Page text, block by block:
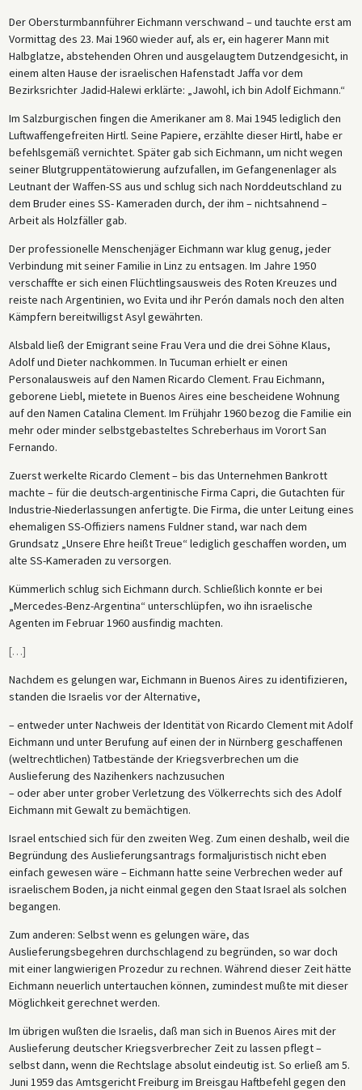
Der Obersturmbannführer Eichmann verschwand – und tauchte erst am
Vormittag des 23. Mai 1960 wieder auf, als er, ein hagerer Mann mit
Halbglatze, abstehenden Ohren und ausgelaugtem Dutzendgesicht, in
einem alten Hause der israelischen Hafenstadt Jaffa vor dem
Bezirksrichter Jadid-Halewi erklärte: „Jawohl, ich bin Adolf Eichmann.“
Im Salzburgischen fingen die Amerikaner am 8. Mai 1945 lediglich den
Luftwaffengefreiten Hirtl. Seine Papiere, erzählte dieser Hirtl, habe er
befehlsgemäß vernichtet. Später gab sich Eichmann, um nicht wegen
seiner Blutgruppentätowierung aufzufallen, im Gefangenenlager als
Leutnant der Waffen-SS aus und schlug sich nach Norddeutschland zu
dem Bruder eines SS- Kameraden durch, der ihm – nichtsahnend –
Arbeit als Holzfäller gab.
Der professionelle Menschenjäger Eichmann war klug genug, jeder
Verbindung mit seiner Familie in Linz zu entsagen. Im Jahre 1950
verschaffte er sich einen Flüchtlingsausweis des Roten Kreuzes und
reiste nach Argentinien, wo Evita und ihr Perón damals noch den alten
Kämpfern bereitwilligst Asyl gewährten.
Alsbald ließ der Emigrant seine Frau Vera und die drei Söhne Klaus,
Adolf und Dieter nachkommen. In Tucuman erhielt er einen
Personalausweis auf den Namen Ricardo Clement. Frau Eichmann,
geborene Liebl, mietete in Buenos Aires eine bescheidene Wohnung
auf den Namen Catalina Clement. Im Frühjahr 1960 bezog die Familie ein
mehr oder minder selbstgebasteltes Schreberhaus im Vorort San
Fernando.
Zuerst werkelte Ricardo Clement – bis das Unternehmen Bankrott
machte – für die deutsch-argentinische Firma Capri, die Gutachten für
Industrie-Niederlassungen anfertigte. Die Firma, die unter Leitung eines
ehemaligen SS-Offiziers namens Fuldner stand, war nach dem
Grundsatz „Unsere Ehre heißt Treue“ lediglich geschaffen worden, um
alte SS-Kameraden zu versorgen.
Kümmerlich schlug sich Eichmann durch. Schließlich konnte er bei
„Mercedes-Benz-Argentina“ unterschlüpfen, wo ihn israelische
Agenten im Februar 1960 ausfindig machten.
[…]
Nachdem es gelungen war, Eichmann in Buenos Aires zu identifizieren,
standen die Israelis vor der Alternative,
– entweder unter Nachweis der Identität von Ricardo Clement mit Adolf
Eichmann und unter Berufung auf einen der in Nürnberg geschaffenen
(weltrechtlichen) Tatbestände der Kriegsverbrechen um die
Auslieferung des Nazihenkers nachzusuchen
– oder aber unter grober Verletzung des Völkerrechts sich des Adolf
Eichmann mit Gewalt zu bemächtigen.
Israel entschied sich für den zweiten Weg. Zum einen deshalb, weil die
Begründung des Auslieferungsantrags formaljuristisch nicht eben
einfach gewesen wäre – Eichmann hatte seine Verbrechen weder auf
israelischem Boden, ja nicht einmal gegen den Staat Israel als solchen
begangen.
Zum anderen: Selbst wenn es gelungen wäre, das
Auslieferungsbegehren durchschlagend zu begründen, so war doch
mit einer langwierigen Prozedur zu rechnen. Während dieser Zeit hätte
Eichmann neuerlich untertauchen können, zumindest mußte mit dieser
Möglichkeit gerechnet werden.
Im übrigen wußten die Israelis, daß man sich in Buenos Aires mit der
Auslieferung deutscher Kriegsverbrecher Zeit zu lassen pflegt –
selbst dann, wenn die Rechtslage absolut eindeutig ist. So erließ am 5.
Juni 1959 das Amtsgericht Freiburg im Breisgau Haftbefehl gegen den